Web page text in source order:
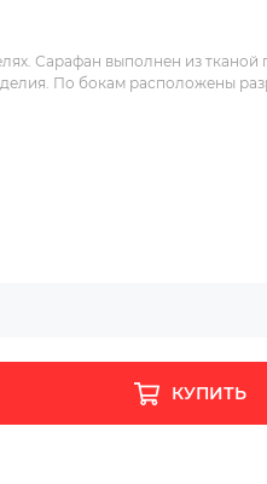
Сарафан выполнен из тканой
По бокам расположены
КУПИТЬ